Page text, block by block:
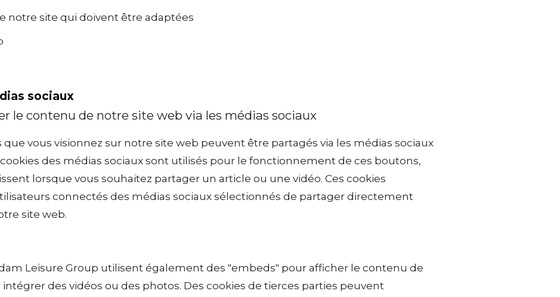
notre site qui doivent être adaptées
sociaux
le contenu de notre site web via les médias sociaux
que vous visionnez sur notre site web peuvent être partagés via les médias sociaux
des médias sociaux sont utilisés pour le fonctionnement de ces boutons,
lorsque vous souhaitez partager un article ou une vidéo. Ces cookies
connectés des médias sociaux sélectionnés de partager directement
site web.
Leisure Group utilisent également des "embeds" pour afficher le contenu de
des vidéos ou des photos. Des cookies de tierces parties peuvent